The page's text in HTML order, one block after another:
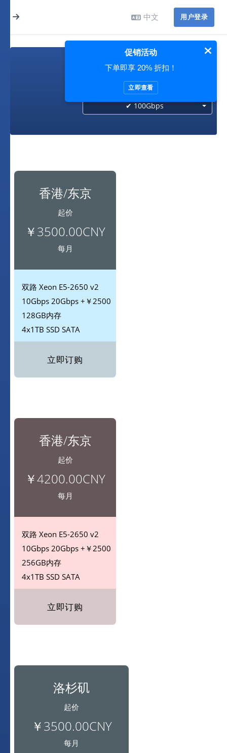
中文 用户登录
100Gbps
✔ 100Gbps
香港/东京
起价
￥3500.00CNY
每月
双路 Xeon E5-2650 v2
10Gbps 20Gbps +￥2500
128GB内存
4x1TB SSD SATA
立即订购
香港/东京
起价
￥4200.00CNY
每月
双路 Xeon E5-2650 v2
10Gbps 20Gbps +￥2500
256GB内存
4x1TB SSD SATA
立即订购
洛杉矶
起价
￥3500.00CNY
每月
促销活动
下单即享 20% 折扣！
立即查看